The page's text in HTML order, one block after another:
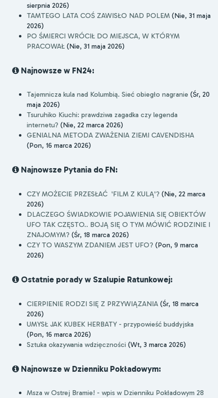
sierpnia 2026)
TAMTEGO LATA COŚ ZAWISŁO NAD POLEM (Nie, 31 maja
2026)
PO ŚMIERCI WRÓCIŁ DO MIEJSCA, W KTÓRYM
PRACOWAŁ (Nie, 31 maja 2026)
Najnowsze w FN24:
Tajemnicza kula nad Kolumbią. Sieć obiegło nagranie (Śr, 20
maja 2026)
Tsuruhiko Kiuchi: prawdziwa zagadka czy legenda
internetu? (Nie, 22 marca 2026)
GENIALNA METODA ZWAŻENIA ZIEMI CAVENDISHA
(Pon, 16 marca 2026)
Najnowsze Pytania do FN:
CZY MOŻECIE PRZESŁAĆ 'FILM Z KULĄ'? (Nie, 22 marca
2026)
DLACZEGO ŚWIADKOWIE POJAWIENIA SIĘ OBIEKTÓW
UFO TAK CZĘSTO.. BOJĄ SIĘ O TYM MÓWIĆ RODZINIE I
ZNAJOMYM? (Śr, 18 marca 2026)
CZY TO WASZYM ZDANIEM JEST UFO? (Pon, 9 marca
2026)
Ostatnie porady w Szalupie Ratunkowej:
CIERPIENIE RODZI SIĘ Z PRZYWIĄZANIA (Śr, 18 marca
2026)
UMYSŁ JAK KUBEK HERBATY - przypowieść buddyjska
(Pon, 16 marca 2026)
Sztuka okazywania wdzięczności (Wt, 3 marca 2026)
Najnowsze w Dzienniku Pokładowym:
Msza w Ostrej Bramie! - wpis w Dzienniku Pokładowym 28